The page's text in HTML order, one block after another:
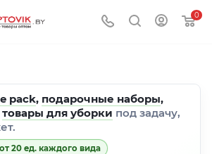
0
pack, подарочные наборы,
товары для уборки под задачу,
20 ед. каждого вида